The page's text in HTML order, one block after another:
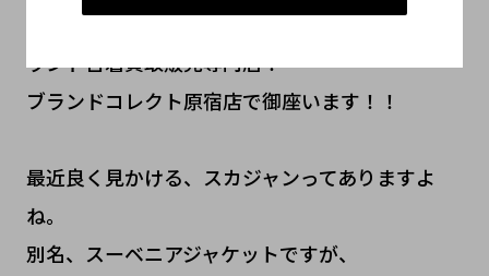
原宿,裏原,表参道,キャットストリートエリアのブ
ランド古着買取販売専門店！
ブランドコレクト原宿店で御座います！！
最近良く見かける、スカジャンってありますよ
ね。
別名、スーベニアジャケットですが、